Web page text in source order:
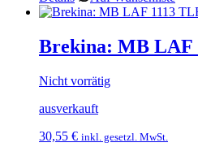
Brekina: MB LAF
Nicht vorrätig
ausverkauft
30,55 € inkl. gesetzl. MwSt.